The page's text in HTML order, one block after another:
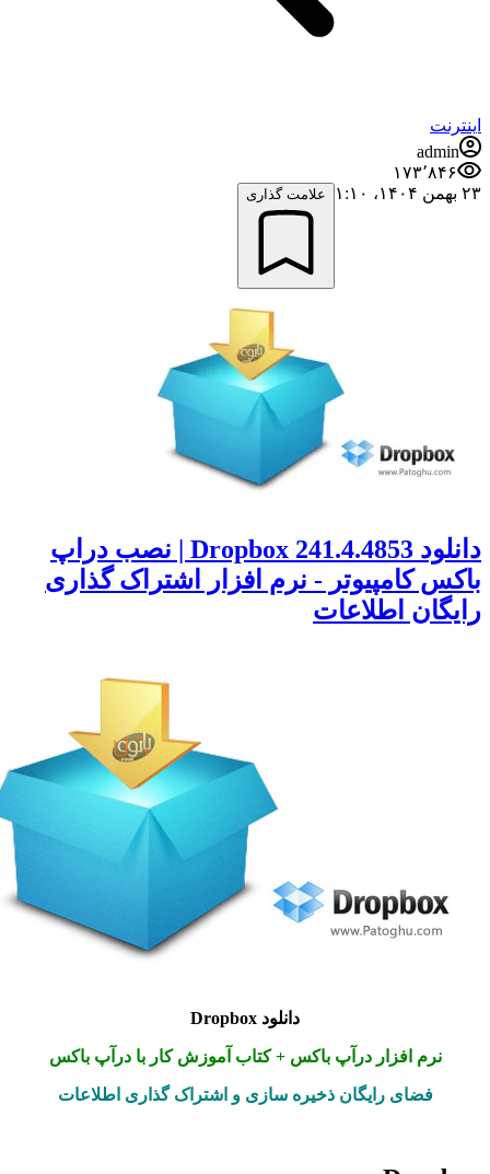
admin
۱۷۳٬۸۴۶
۱۴۰۴،‏ ۱:۱۰
علامت گذاری
دانلود Dropbox 241.4.4853 | نصب دراپ
کامپیوتر - نرم افزار اشتراک گذاری
اطلاعات
دانلود Dropbox
نرم افزار درآپ باکس + کتاب آموزش کار با درآپ باکس
فضای رایگان ذخیره سازی و اشتراک گذاری اطلاعات